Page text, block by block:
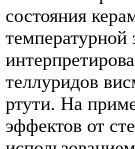
состояния
теллуридов
ртути. На
эффектов от